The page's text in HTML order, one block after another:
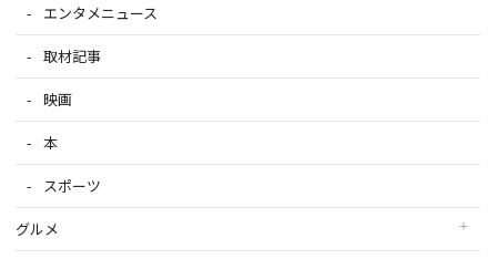
エンタメニュース
取材記事
映画
本
スポーツ
グルメ